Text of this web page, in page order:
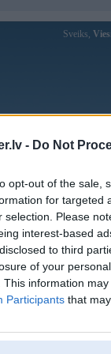
- Do Not
opt-out of the sale,
for targeted
selection. Please
interest-based
to third
of your
This information
Participants that
Sveiks,
Forums Galerijas
Lietotāja
Lietotājvārds:
Intereses:
Ziņojumi